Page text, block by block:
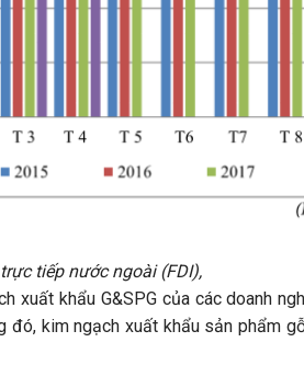
tiếp nước ngoài (FDI),
xuất khẩu G&SPG của các doanh
đó, kim ngạch xuất khẩu sản phẩm